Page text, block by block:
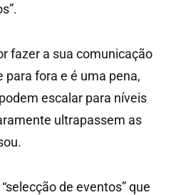
fazer a sua comunicação
para fora e é uma pena,
escalar para níveis
ultrapassem as
de eventos” que